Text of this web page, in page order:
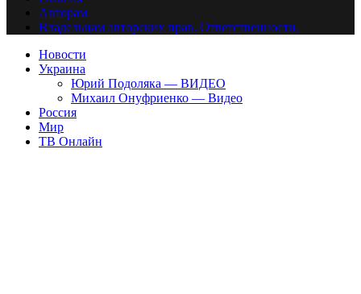
Авторам
Владельцам авторских прав. Ответственности.
Новости
Украина
Юрий Подоляка — ВИДЕО
Михаил Онуфриенко — Видео
Россия
Мир
ТВ Онлайн